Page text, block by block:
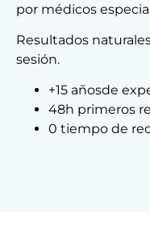
por médicos
Resultados
sesión.
+15 añosde
48h primeros
0 tiempo de